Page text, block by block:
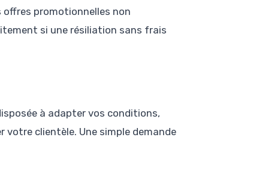
promotionnelles non
si une résiliation sans frais
à adapter vos conditions,
clientèle. Une simple demande